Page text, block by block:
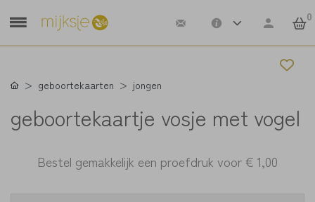
0
geboortekaarten jongen
geboortekaartje vosje met vogel
Bestel gemakkelijk een proefdruk voor€ 1,00